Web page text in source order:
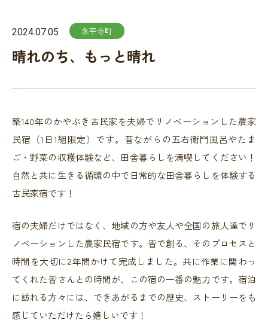
2024.07.05 永平寺町
晴れのち、もっと晴れ
築140年のかやぶき古民家を夫婦でリノベーションした農家
民宿（1日1組限定）です。昔ながらの五右衛門風呂やたま
ご・野菜の収穫体験など、田舎暮らしを満喫してください！
自然と共に生きる循環の中で日常的な田舎暮らしを体験する
古民家宿です！
宿の夫婦だけではなく、地域の方や友人や全国の旅人達でリ
ノベーションした農家民宿です。皆で創る、そのプロセスと
時間を大切に2年間かけて完成しました。共に作業に関わっ
てくれた皆さんとの時間が、この宿の一番の魅力です。宿泊
に訪れる方々には、できあがるまでの歴史、ストーリーをも
感じていただけたら嬉しいです！